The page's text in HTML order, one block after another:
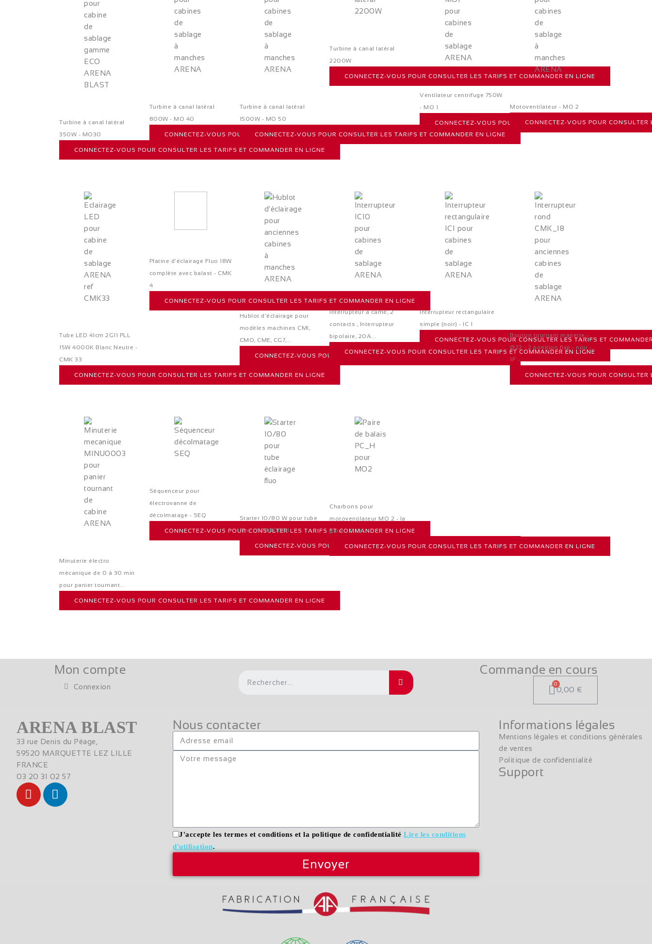
Turbine à canal latéral
350W - MO30
CONNECTEZ-VOUS POUR CONSULTER LES TARIFS ET COMMANDER EN LIGNE
Turbine à canal latéral
800W - MO 40
CONNECTEZ-VOUS POUR CONSULTER LES TARIFS ET COMMANDER EN LIGNE
Turbine à canal latéral
1500W - MO 50
CONNECTEZ-VOUS POUR CONSULTER LES TARIFS ET COMMANDER EN LIGNE
Turbine à canal latéral
2200W
CONNECTEZ-VOUS POUR CONSULTER LES TARIFS ET COMMANDER EN LIGNE
Ventilateur centrifuge 750W
- MO 1
CONNECTEZ-VOUS POUR CONSULTER LES TARIFS ET
Motoventilateur - MO 2
CONNECTEZ-VOUS POUR
Tube LED 41cm 2G11 PLL
15W 4000K Blanc Neutre -
CMK 33
CONNECTEZ-VOUS POUR CONSULTER LES TARIFS ET COMMANDER EN LIGNE
Platine d'éclairage Fluo 18W
complète avec balast - CMK
4
CONNECTEZ-VOUS POUR CONSULTER LES TARIFS ET COMMANDER EN LIGNE
Hublot d'éclairage pour
modèles machines CMI,
CMO, CME, CG7,...
CONNECTEZ-VOUS POUR CONSULTER LES TARIFS ET COMMANDER EN LIGNE
Interrupteur à came, 2
contacts , Interrupteur
bipolaire, 20A...
CONNECTEZ-VOUS POUR CONSULTER LES TARIFS ET COMMANDER EN LIGNE
Interrupteur rectangulaire
simple (noir) - IC 1
CONNECTEZ-VOUS POUR CONSULTER LES TARIFS ET
Bouton tournant manette -
Ø22 - 2 position fixe - noir -
1F -...
CONNECTEZ-VOUS POUR
Minuterie électro
mécanique de 0 à 30 min
pour panier tournant...
CONNECTEZ-VOUS POUR CONSULTER LES TARIFS ET COMMANDER EN LIGNE
Séquenceur pour
électrovanne de
décolmatage - SEQ
CONNECTEZ-VOUS POUR CONSULTER LES TARIFS ET COMMANDER EN LIGNE
Starter 10/80 W pour tube
fluo - STAR0001
CONNECTEZ-VOUS POUR CONSULTER LES TARIFS ET COMMANDER EN LIGNE
Charbons pour
motoventilateur MO 2 - la
paire - P CH
CONNECTEZ-VOUS POUR CONSULTER LES TARIFS ET COMMANDER EN LIGNE
Mon compte
Connexion
Commande en cours
0,00 €
ARENA BLAST
33 rue Denis du Péage,
59520 MARQUETTE LEZ LILLE
FRANCE
03 20 31 02 57
Nous contacter
J'accepte les termes et conditions et la politique de confidentialité Lire les conditions
d'utilisation.
Envoyer
Informations légales
Mentions légales et conditions générales
de ventes
Politique de confidentialité
Support